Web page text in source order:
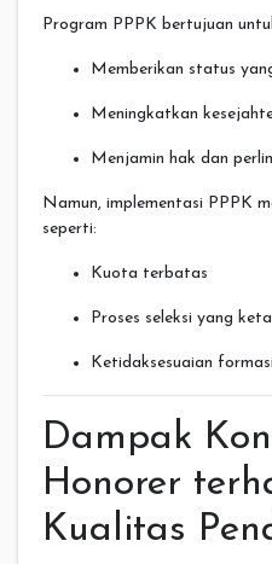
Program PPPK bertujuan
Memberikan status
Meningkatkan
Menjamin hak dan
Namun, implementasi PPPK
seperti:
Kuota terbatas
Proses seleksi yang
Ketidaksesuaian
Dampak
Honorer
Kualitas